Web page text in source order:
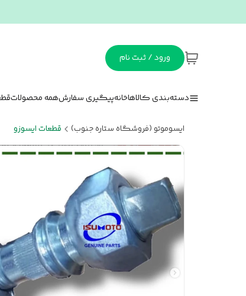
ورود / ثبت نام
دسته‌بندی کالاهاخانهپیگیری سفارشهمه محصولات
ایسوموتو (فروشگاه ستاره جنوب) قطعات ایسوزو